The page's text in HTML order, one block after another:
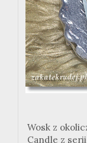
Wosk z
Candle z